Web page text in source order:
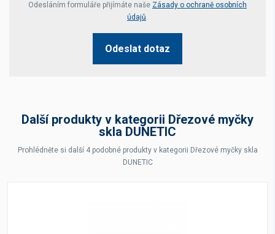
Odesláním formuláře přijímáte naše Zásady o ochraně osobních
údajů.
Odeslat dotaz
Další produkty v kategorii Dřezové myčky
skla DUNETIC
Prohlédněte si další 4 podobné produkty v kategorii Dřezové myčky skla
DUNETIC